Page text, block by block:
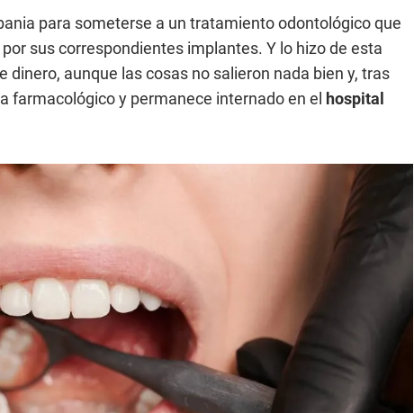
para someterse a un tratamiento odontológico que
sus correspondientes implantes. Y lo hizo de esta
aunque las cosas no salieron nada bien y, tras
farmacológico y permanece internado en el hospital